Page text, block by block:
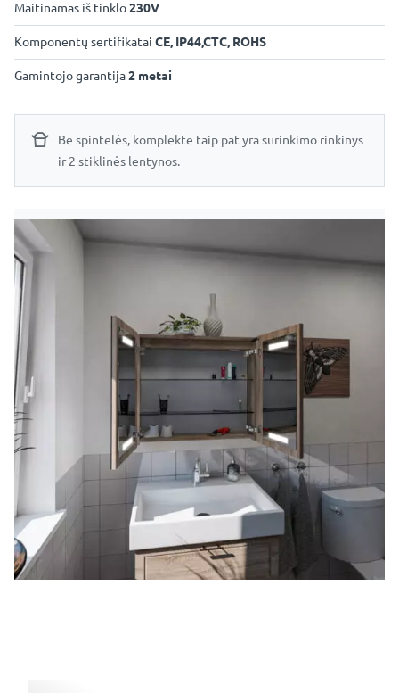
Maitinamas iš tinklo230V
Komponentų sertifikatai CE, IP44,CTC, ROHS
Gamintojo garantija2 metai
Be spintelės, komplekte taip pat yra surinkimo rinkinys
ir 2 stiklinės lentynos.